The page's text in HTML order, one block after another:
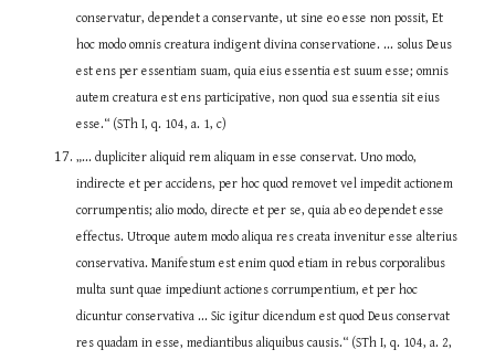
conservatur, dependet a conservante, ut sine eo esse non possit, Et
hoc modo omnis creatura indigent divina conservatione. ... solus Deus
est ens per essentiam suam, quia eius essentia est suum esse; omnis
autem creatura est ens participative, non quod sua essentia sit eius
esse.“ (STh I, q. 104, a. 1, c)
„... dupliciter aliquid rem aliquam in esse conservat. Uno modo,
indirecte et per accidens, per hoc quod removet vel impedit actionem
corrumpentis; alio modo, directe et per se, quia ab eo dependet esse
effectus. Utroque autem modo aliqua res creata invenitur esse alterius
conservativa. Manifestum est enim quod etiam in rebus corporalibus
multa sunt quae impediunt actiones corrumpentium, et per hoc
dicuntur conservativa ... Sic igitur dicendum est quod Deus conservat
res quadam in esse, mediantibus aliquibus causis.“ (STh I, q. 104, a. 2,